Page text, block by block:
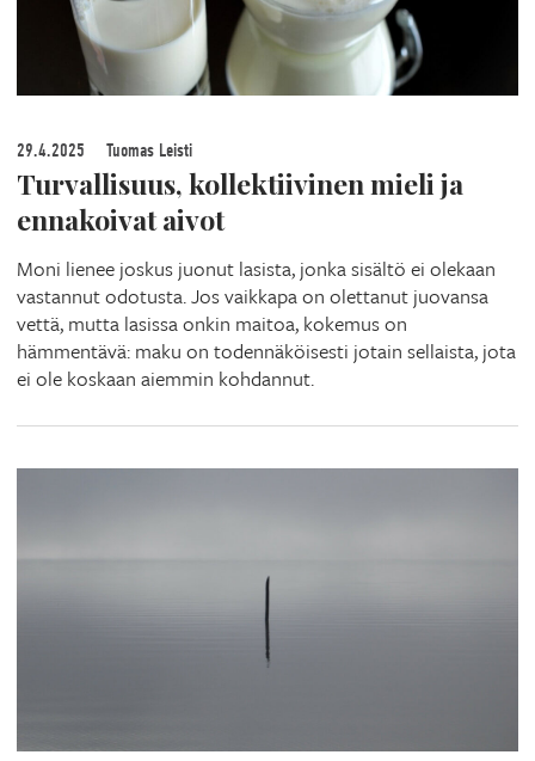
29.4.2025 Tuomas Leisti
Turvallisuus, kollektiivinen mieli ja
ennakoivat aivot
Moni lienee joskus juonut lasista, jonka sisältö ei olekaan
vastannut odotusta. Jos vaikkapa on olettanut juovansa
vettä, mutta lasissa onkin maitoa, kokemus on
hämmentävä: maku on todennäköisesti jotain sellaista, jota
ei ole koskaan aiemmin kohdannut.